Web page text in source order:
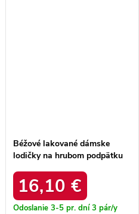
Béžové lakované dámske
lodičky na hrubom podpätku
16,10 €
Odoslanie 3-5 pr. dní3 pár/y